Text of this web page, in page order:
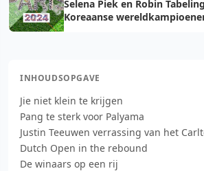
Selena Piek en Robin
Koreaanse
INHOUDSOPGAVE
Jie niet klein te krijgen
Pang te sterk voor Palyama
Justin Teeuwen verrassing van het
Dutch Open in the rebound
De winaars op een rij